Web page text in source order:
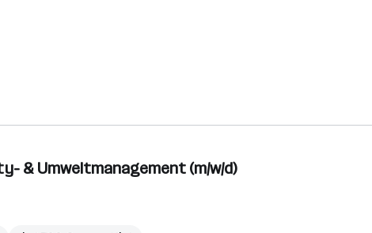
& Umweltmanagement (m/w/d)